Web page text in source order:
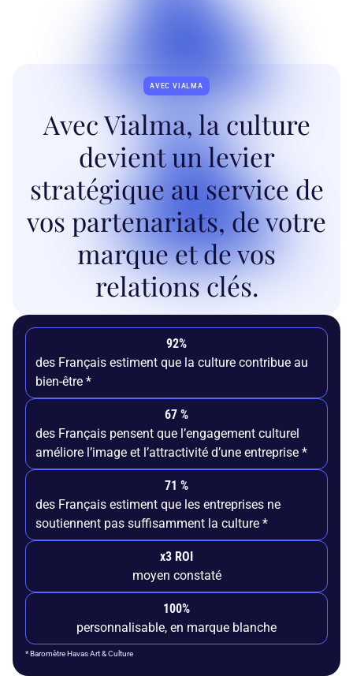
AVEC VIALMA
Avec Vialma, la culture
devient un levier
stratégique au service de
vos partenariats, de votre
marque et de vos
relations clés.
92%
des Français estiment que la culture contribue au
bien-être *
67 %
des Français pensent que l’engagement culturel
améliore l’image et l’attractivité d’une entreprise *
71 %
des Français estiment que les entreprises ne
soutiennent pas suffisamment la culture *
x3 ROI
moyen constaté
100%
personnalisable, en marque blanche
* Baromètre Havas Art & Culture